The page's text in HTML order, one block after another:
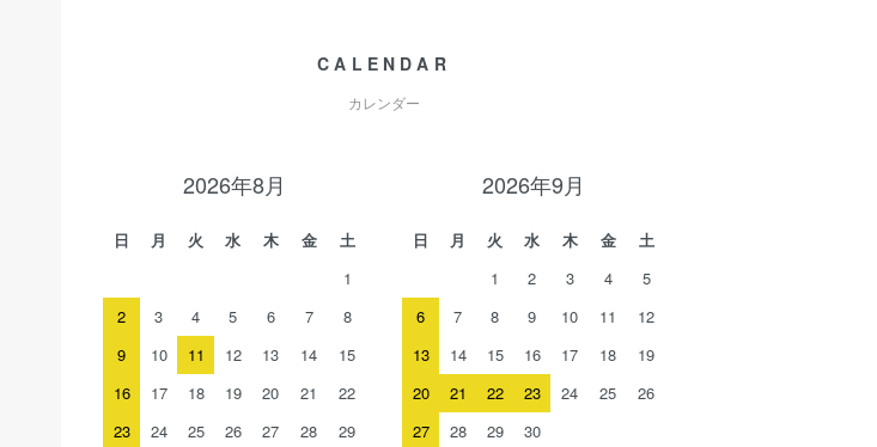
CALENDAR
カレンダー
2026年8月
日 月 火 水 木 金
土
1
2
3 4 5 6 7
8
9
10 11 12 13 14
15
16
17 18 19 20 21
22
23
24 25 26 27 28
29
2026年9月
日 月 火 水 木 金
土
1
2 3 4
5
6
7 8 9 10 11
12
13
14 15 16 17 18
19
20
21 22 23 24 25
26
27
28 29 30